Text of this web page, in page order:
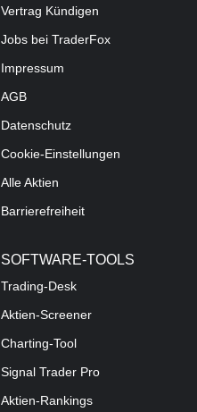
Vertrag Kündigen
Jobs bei TraderFox
Impressum
AGB
Datenschutz
Cookie-Einstellungen
Alle Aktien
Barrierefreiheit
SOFTWARE-TOOLS
Trading-Desk
Aktien-Screener
Charting-Tool
Signal Trader Pro
Aktien-Rankings